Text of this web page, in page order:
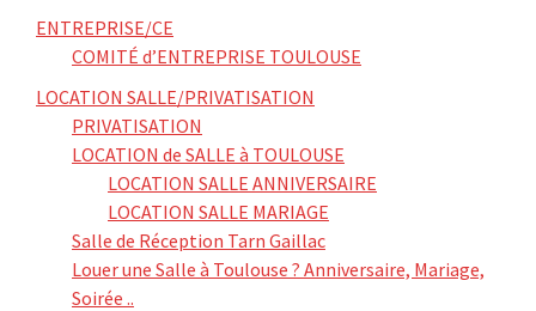
ENTREPRISE/CE
COMITÉ d’ENTREPRISE TOULOUSE
LOCATION SALLE/PRIVATISATION
PRIVATISATION
LOCATION de SALLE à TOULOUSE
LOCATION SALLE ANNIVERSAIRE
LOCATION SALLE MARIAGE
Salle de Réception Tarn Gaillac
Louer une Salle à Toulouse ? Anniversaire, Mariage,
Soirée ..